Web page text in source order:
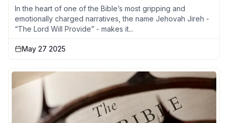
In the heart of one of the Bible’s most gripping and
emotionally charged narratives, the name Jehovah Jireh -
“The Lord Will Provide” - makes it...
May 27 2025